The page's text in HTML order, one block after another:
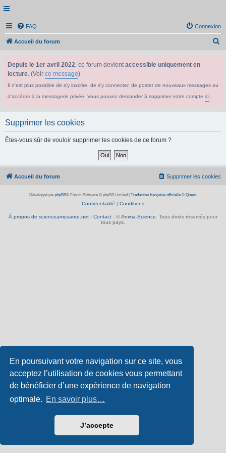
En poursuivant votre navigation sur ce site, vous
acceptez l’utilisation de cookies vous permettant
de bénéficier d’une expérience de navigation
optimale. En savoir plus…
J’accepte
FAQ Connexion
Accueil du forum
Depuis le 1er avril 2022, ce forum devientaccessible uniquement en
lecture. (Voir ce message)
Il n'est plus possible de s'y inscrire, de s'y connecter, de poster de nouveaux messages ou
d'accéder à la messagerie privée. Vous pouvez demander à supprimer votre compte ici
Supprimer les cookies
Êtes-vous sûr de vouloir supprimer les cookies de ce forum ?
Accueil du forum Supprimer les cookies
Développé par phpBB® Forum Software © phpBB Limited Traduction française officielle© Qiaeru
Confidentialité | Conditions
À propos de scienceamusante.net - Contact - © Anima-Science . Tous droits réservés pour
tous pays.